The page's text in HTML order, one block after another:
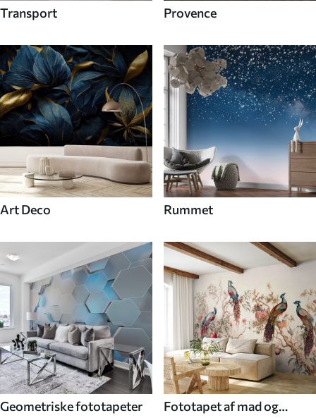
Transport Provence
Art Deco Rummet
Geometriske fototapeter
Fototapet af mad og